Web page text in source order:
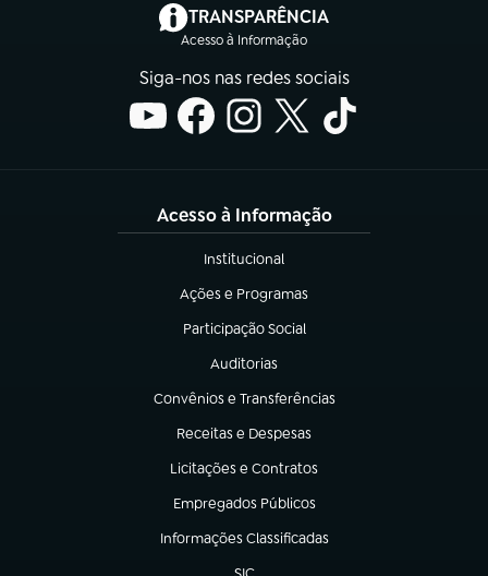
TRANSPARÊNCIA
Acesso à Informação
(abre em nova aba)
Siga-nos nas redes sociais
Acesso à Informação
Institucional
(abre em nova aba)
Ações e Programas
(abre em nova aba)
Participação Social
(abre em nova aba)
Auditorias
(abre em nova aba)
Convênios e Transferências
(abre em nova aba)
Receitas e Despesas
(abre em nova aba)
Licitações e Contratos
(abre em nova aba)
Empregados Públicos
(abre em nova aba)
Informações Classificadas
(abre em nova aba)